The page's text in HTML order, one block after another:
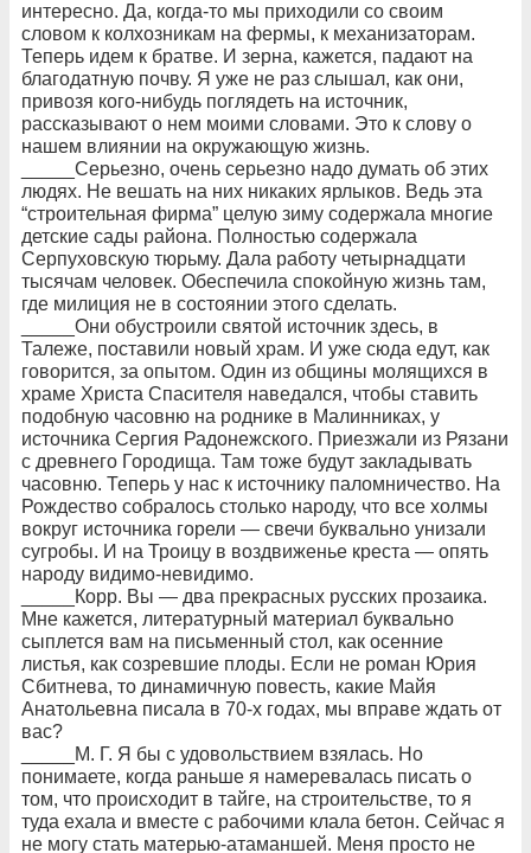
интересно. Да, когда-то мы приходили со своим
словом к колхозникам на фермы, к механизаторам.
Теперь идем к братве. И зерна, кажется, падают на
благодатную почву. Я уже не раз слышал, как они,
привозя кого-нибудь поглядеть на источник,
рассказывают о нем моими словами. Это к слову о
нашем влиянии на окружающую жизнь.
_____Серьезно, очень серьезно надо думать об этих
людях. Не вешать на них никаких ярлыков. Ведь эта
“строительная фирма” целую зиму содержала многие
детские сады района. Полностью содержала
Серпуховскую тюрьму. Дала работу четырнадцати
тысячам человек. Обеспечила спокойную жизнь там,
где милиция не в состоянии этого сделать.
_____Они обустроили святой источник здесь, в
Талеже, поставили новый храм. И уже сюда едут, как
говорится, за опытом. Один из общины молящихся в
храме Христа Спасителя наведался, чтобы ставить
подобную часовню на роднике в Малинниках, у
источника Сергия Радонежского. Приезжали из Рязани
с древнего Городища. Там тоже будут закладывать
часовню. Теперь у нас к источнику паломничество. На
Рождество собралось столько народу, что все холмы
вокруг источника горели — свечи буквально унизали
сугробы. И на Троицу в воздвиженье креста — опять
народу видимо-невидимо.
_____Корр. Вы — два прекрасных русских прозаика.
Мне кажется, литературный материал буквально
сыплется вам на письменный стол, как осенние
листья, как созревшие плоды. Если не роман Юрия
Сбитнева, то динамичную повесть, какие Майя
Анатольевна писала в 70-х годах, мы вправе ждать от
вас?
_____М. Г. Я бы с удовольствием взялась. Но
понимаете, когда раньше я намеревалась писать о
том, что происходит в тайге, на строительстве, то я
туда ехала и вместе с рабочими клала бетон. Сейчас я
не могу стать матерью-атаманшей. Меня просто не